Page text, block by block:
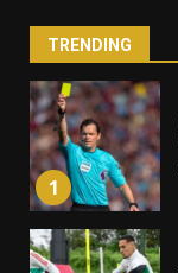
TRENDING
1